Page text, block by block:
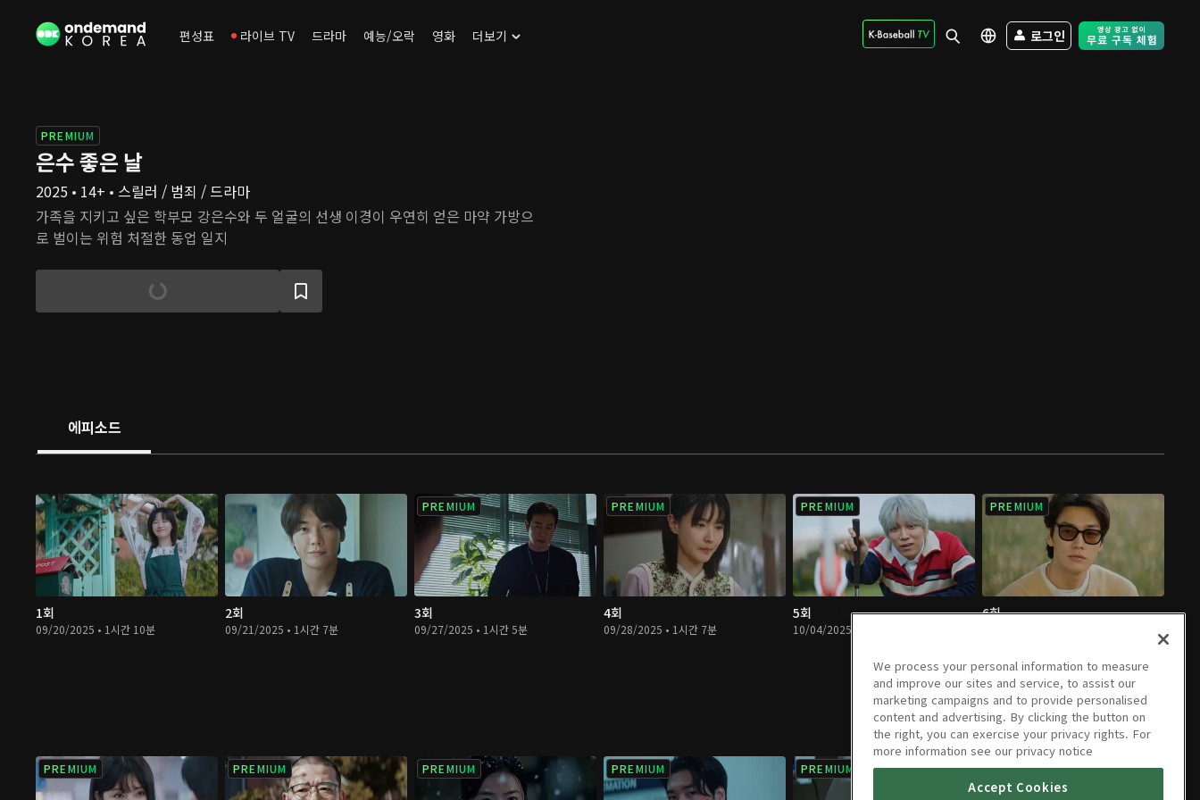
편성표 라이브 TV 드라마 예능/오락 영화 더보기 로그인 Free Trial -
PREMIUM
은수 좋은 날
2025 • 14+ • 스릴러 / 범죄 / 드라마
가족을 지키고 싶은 학부모 강은수와 두 얼굴의 선생 이경이 우연히 얻은 마약 가방으
로 벌이는 위험 처절한 동업 일지
에피소드
1회
09/20/2025 • 1시간 10분
2회
09/21/2025 • 1시간 7분
PREMIUM
3회
09/27/2025 • 1시간 5분
PREMIUM
4회
09/28/2025 • 1시간 7분
PREMIUM
5회
10/04/2025 • 1시간 9분
PREMIUM
6회
PREMIUM PREMIUM PREMIUM PREMIUM PREMIUM PREMIUM
We process your personal information to measure
and improve our sites and service, to assist our
marketing campaigns and to provide personalised
content and advertising. By clicking the button on
the right, you can exercise your privacy rights. For
more information see our privacy notice
Accept Cookies